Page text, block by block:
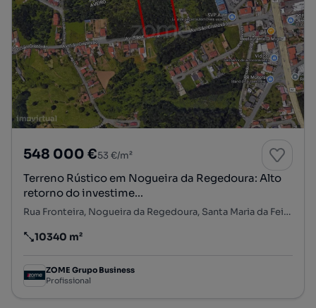
548 000 €53 €/m²
Terreno Rústico em Nogueira da Regedoura: Alto
retorno do investime...
Rua Fronteira, Nogueira da Regedoura, Santa Maria da Feira, Aveiro
Preço por metro quadrado
10340 m²
ZOME Grupo Business
Profissional